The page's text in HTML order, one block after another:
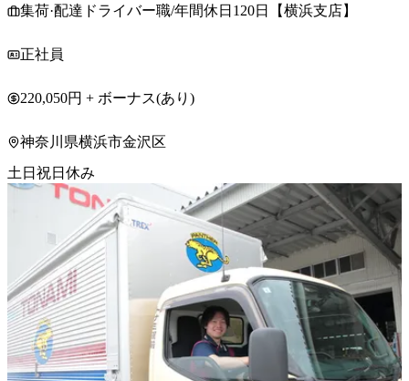
集荷·配達ドライバー職/年間休日120日【横浜支店】
正社員
220,050円 + ボーナス(あり)
神奈川県横浜市金沢区
土日祝日休み